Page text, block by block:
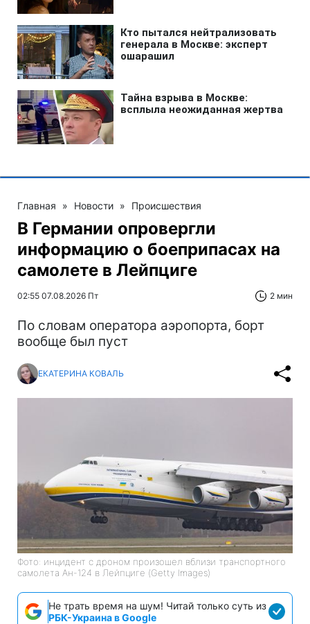
Главная » Новости » Происшествия
В Германии опровергли
информацию о боеприпасах на
самолете в Лейпциге
02:55 07.08.2026 Пт 2 мин
По словам оператора аэропорта, борт
вообще был пуст
ЕКАТЕРИНА КОВАЛЬ
Фото: инцидент с дроном произошел вблизи транспортного
самолета Ан-124 в Лейпциге (Getty Images)
Не трать время на шум! Читай только суть из
РБК-Украина в Google